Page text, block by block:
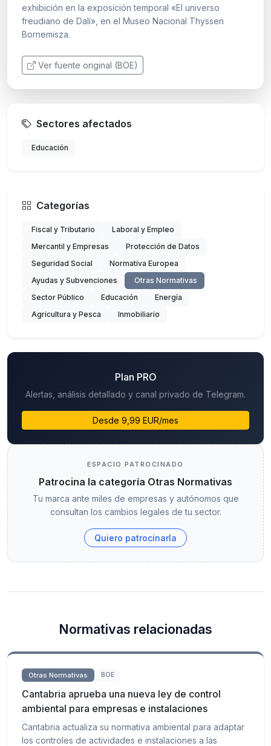
exhibición en la exposición temporal «El universo
freudiano de Dalí», en el Museo Nacional Thyssen
Bornemisza.
Ver fuente original (BOE)
Sectores afectados
Educación
Categorías
Fiscal y Tributario
Laboral y Empleo
Mercantil y Empresas
Protección de Datos
Seguridad Social
Normativa Europea
Ayudas y Subvenciones
Otras Normativas
Sector Público
Educación
Energía
Agricultura y Pesca
Inmobiliario
Plan PRO
Alertas, análisis detallado y canal privado de Telegram.
Desde 9,99 EUR/mes
ESPACIO PATROCINADO
Patrocina la categoría Otras Normativas
Tu marca ante miles de empresas y autónomos que
consultan los cambios legales de tu sector.
Quiero patrocinarla
Normativas relacionadas
Otras Normativas BOE
Cantabria aprueba una nueva ley de control
ambiental para empresas e instalaciones
Cantabria actualiza su normativa ambiental para adaptar
los controles de actividades e instalaciones a las